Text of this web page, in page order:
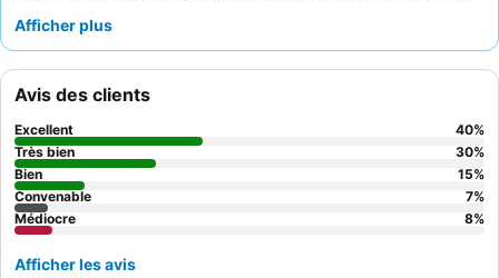
personnel amical et serviable
Pour une expérience plus calme, pensez à demander une
chambre ne donnant pas sur la route principale.
Afficher plus
Avis des clients
Excellent 40%
Très bien
30%
Bien
15%
Convenable
7%
Médiocre
8%
Afficher les avis